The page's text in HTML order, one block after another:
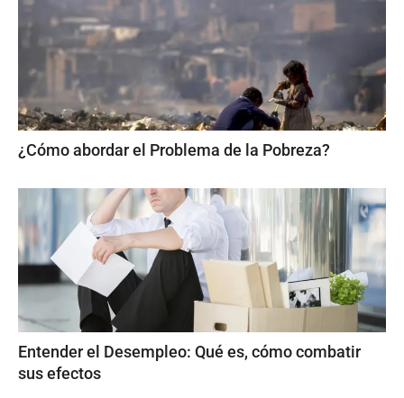
¿Cómo abordar el Problema de la Pobreza?
Entender el Desempleo: Qué es, cómo combatir
sus efectos